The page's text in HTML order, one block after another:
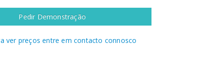
Pedir Demonstração
ver preços entre em contacto connosco